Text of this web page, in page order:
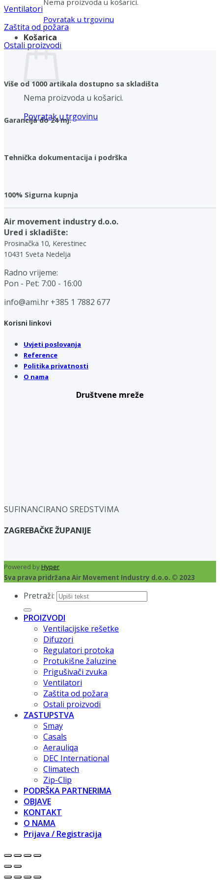
Nema proizvoda u košarici.
Povratak u trgovinu
Košarica
Nema proizvoda u košarici.
Povratak u trgovinu
Ventilatori
Zaštita od požara
Ostali proizvodi
Više od 1000 artikala dostupno sa skladišta
Garancija do 24 mj.
Tehnička dokumentacija i podrška
100% Sigurna kupnja
Air movement industry d.o.o.
Ured i skladište:
Prosinačka 10, Kerestinec
10431 Sveta Nedelja
Radno vrijeme:
Pon - Pet: 7:00 - 16:00
info@ami.hr +385 1 7882 677
Korisni linkovi
Uvjeti poslovanja
Reference
Politika privatnosti
O nama
Društvene mreže
SUFINANCIRANO SREDSTVIMA
ZAGREBAČKE ŽUPANIJE
Powered byHyper
Sva prava pridržana Air Movement Industry d.o.o. © 2023
Pretraži:
PROIZVODI
Ventilacijske rešetke
Difuzori
Regulatori protoka
Protukišne žaluzine
Prigušivači zvuka
Ventilatori
Zaštita od požara
Ostali proizvodi
ZASTUPSTVA
Smay
Casals
Aerauliqa
DEC International
Climatech
Zip-Clip
PODRŠKA PARTNERIMA
OBJAVE
KONTAKT
O NAMA
Prijava / Registracija